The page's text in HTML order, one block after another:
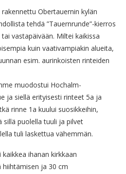
Obertauernin kylän
tehdä ”Tauernrunde”-kierros
vastapäivään. Miltei kaikissa
kuin vaativampiakin alueita,
esim. aurinkoisten rinteiden
muodostui Hochalm-
ja siellä erityisesti rinteet 5a ja
rinne 1a kuului suosikkeihin,
sillä puolella tuuli ja pilvet
tuli laskettua vähemmän.
ihanan kirkkaan
hiihtämisen ja 30 cm